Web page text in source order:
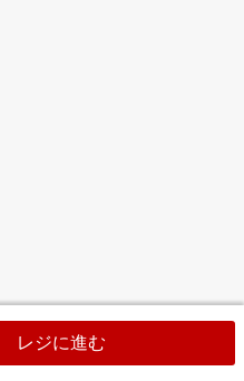
レジに進む